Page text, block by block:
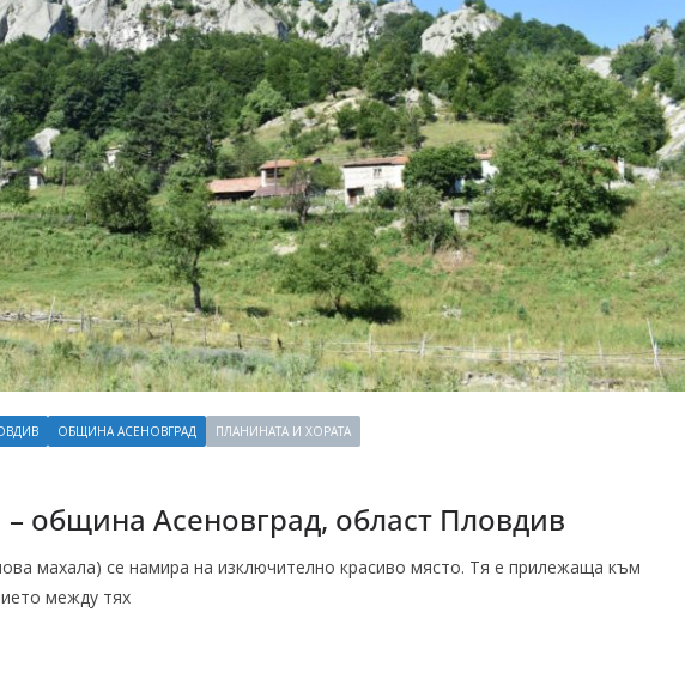
ОБЩИНА АСЕНОВГРАД ПЛАНИНАТА И ХОРАТА
община Асеновград, област Пловдив
махала) се намира на изключително красиво място. Тя е прилежаща към
между тях